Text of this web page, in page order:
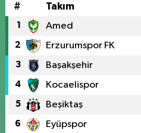
# Takım
1 Amed
2 Erzurumspor FK
3 Başakşehir
4 Kocaelispor
5 Beşiktaş
6 Eyüpspor